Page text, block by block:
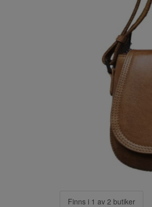
Finns i 1 av 2 butiker